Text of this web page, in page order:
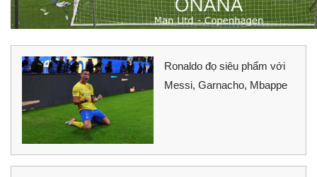
Ronaldo đọ siêu phẩm với
Messi, Garnacho, Mbappe